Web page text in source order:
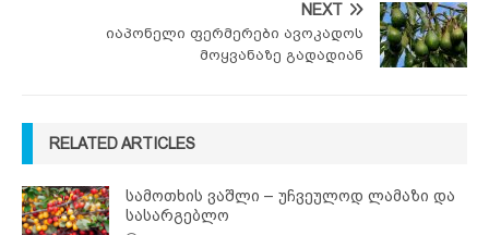
NEXT
იაპონელი ფერმერები ავოკადოს
მოყვანაზე გადადიან
RELATED ARTICLES
სამოთხის ვაშლი – უჩვეულოდ ლამაზი და
სასარგებლო